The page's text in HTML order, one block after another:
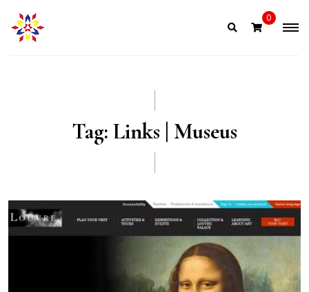
content
0
Tag: Links | Museus